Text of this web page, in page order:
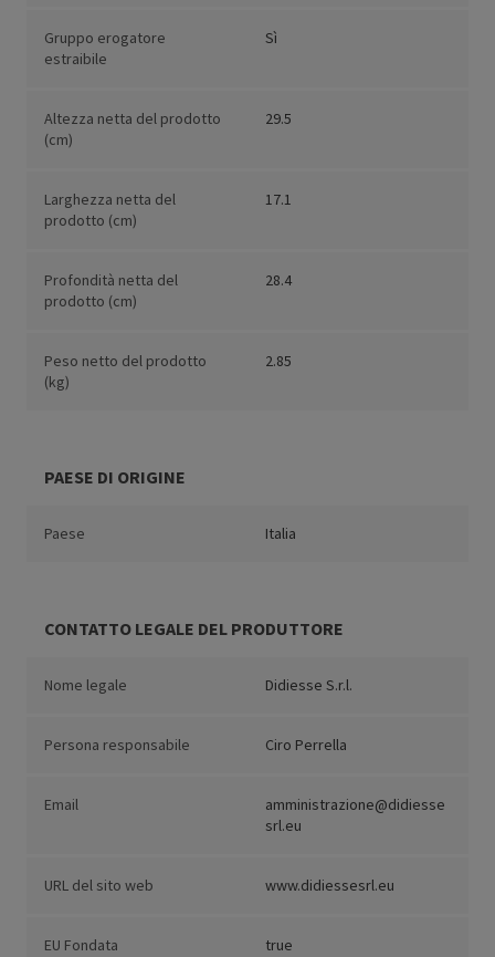
Gruppo erogatore
estraibile
Sì
Altezza netta del prodotto
(cm)
29.5
Larghezza netta del
prodotto (cm)
17.1
Profondità netta del
prodotto (cm)
28.4
Peso netto del prodotto
(kg)
2.85
PAESE DI ORIGINE
Paese Italia
CONTATTO LEGALE DEL PRODUTTORE
Nome legale Didiesse S.r.l.
Persona responsabile Ciro Perrella
Email
amministrazione@didiesse
srl.eu
URL del sito web www.didiessesrl.eu
EU Fondata true